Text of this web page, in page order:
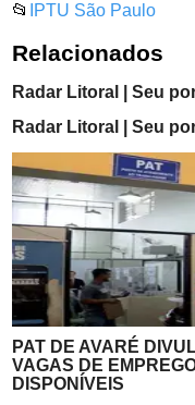
📂 IPTU São Paulo
Relacionados
Radar Litoral | Seu
Radar Litoral | Seu
PAT DE AVARÉ
VAGAS DE
DISPONÍVEIS